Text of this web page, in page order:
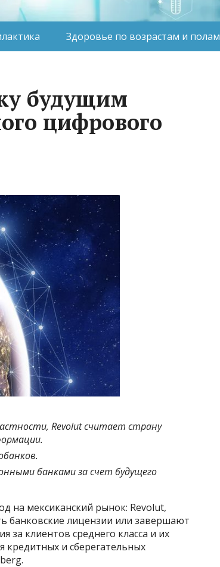
Здоровье по возрастам и полам
будущим
цифрового
Revolut считает страну
банками за счет будущего
на мексиканский рынок: Revolut,
банковские лицензии или завершают
клиентов среднего класса и их
кредитных и сберегательных